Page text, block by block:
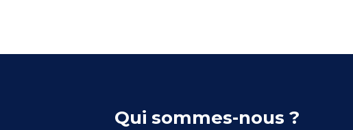
Qui sommes-nous ?